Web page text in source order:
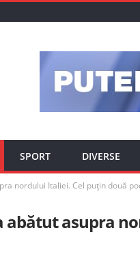
SPORT DIVERSE
nordului Italiei. Cel puțin două
asupra